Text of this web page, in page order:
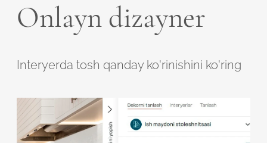
Onlayn dizayner
Interyerda tosh qanday ko'rinishini ko'ring